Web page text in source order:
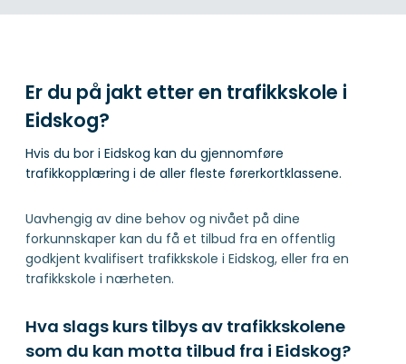
Er du på jakt etter en trafikkskole i
Eidskog?
Hvis du bor i Eidskog kan du gjennomføre
trafikkopplæring i de aller fleste førerkortklassene.
Uavhengig av dine behov og nivået på dine
forkunnskaper kan du få et tilbud fra en offentlig
godkjent kvalifisert trafikkskole i Eidskog, eller fra en
trafikkskole i nærheten.
Hva slags kurs tilbys av trafikkskolene
som du kan motta tilbud fra i Eidskog?